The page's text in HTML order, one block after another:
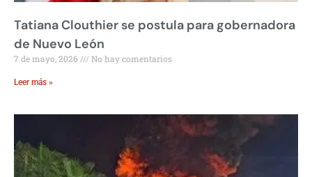
Tatiana Clouthier se postula para gobernadora
de Nuevo León
7 de mayo, 2026 No hay comentarios
Leer más »